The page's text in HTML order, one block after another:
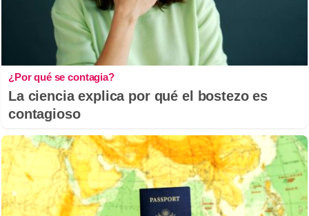
¿Por qué se contagia?
La ciencia explica por qué el bostezo es
contagioso